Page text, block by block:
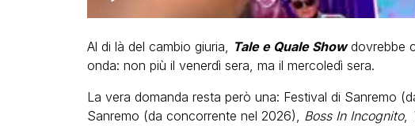
Al di là del cambio giuria, Tale e Quale Showdovrebbe
onda: non più il venerdì sera, ma il mercoledì sera.
La vera domanda resta però una: Festival di Sanremo
Sanremo (da concorrente nel 2026), Boss In Incognito,